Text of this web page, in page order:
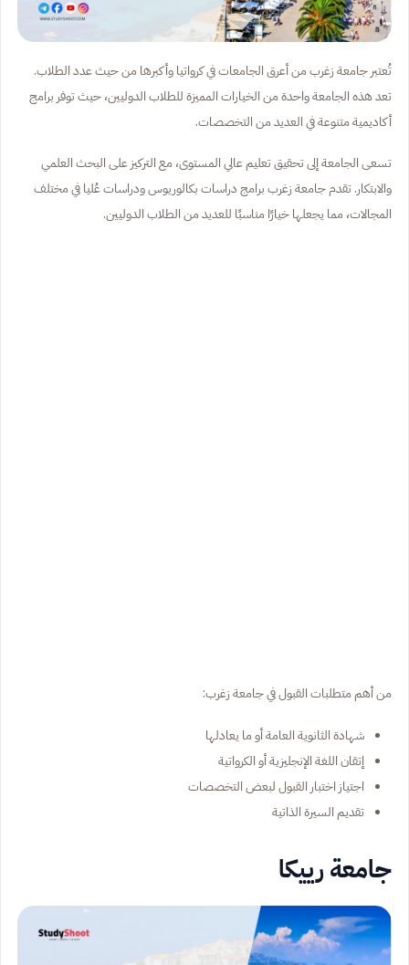
تُعتبر جامعة زغرب من أعرق الجامعات في كرواتيا وأكبرها من حيث عدد الطلاب.
تعد هذه الجامعة واحدة من الخيارات المميزة للطلاب الدوليين، حيث توفر برامج
أكاديمية متنوعة في العديد من التخصصات.
تسعى الجامعة إلى تحقيق تعليم عالي المستوى، مع التركيز على البحث العلمي
والابتكار. تقدم جامعة زغرب برامج دراسات بكالوريوس ودراسات عُليا في مختلف
المجالات، مما يجعلها خيارًا مناسبًا للعديد من الطلاب الدوليين.
من أهم متطلبات القبول في جامعة زغرب:
شهادة الثانوية العامة أو ما يعادلها
إتقان اللغة الإنجليزية أو الكرواتية
اجتياز اختبار القبول لبعض التخصصات
تقديم السيرة الذاتية
جامعة رييكا